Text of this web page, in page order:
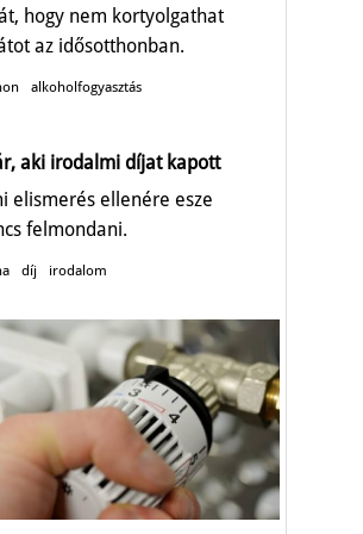
hogy nem kortyolgathat
az idősotthonban.
alkoholfogyasztás
aki irodalmi díjat kapott
elismerés ellenére esze
felmondani.
díj irodalom